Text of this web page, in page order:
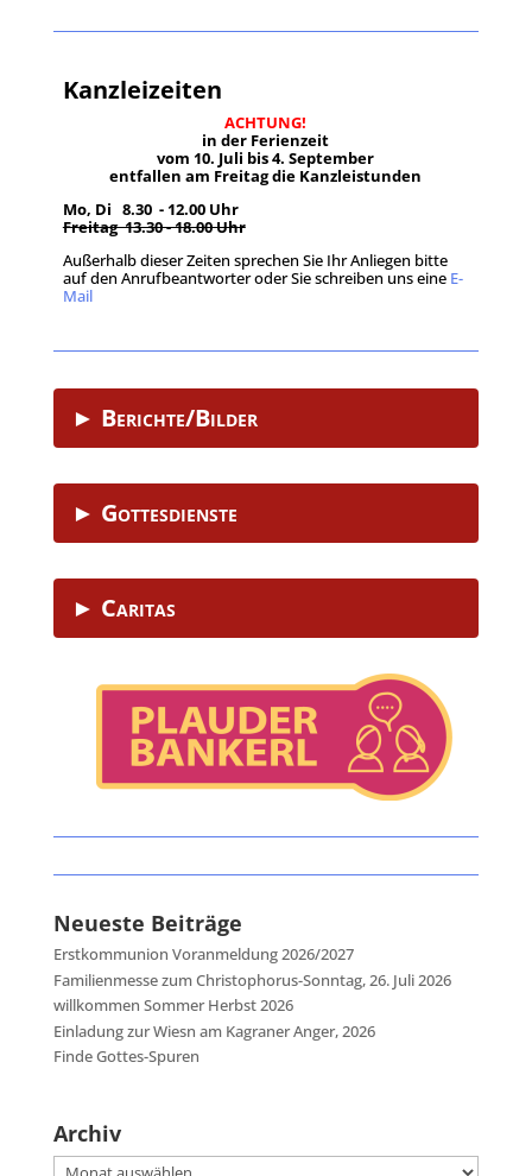
Kanzleizeiten
ACHTUNG!
in der Ferienzeit
vom 10. Juli bis 4. September
entfallen am Freitag die Kanzleistunden
Mo, Di 8.30 - 12.00 Uhr
Freitag 13.30 - 18.00 Uhr
Außerhalb dieser Zeiten sprechen Sie Ihr Anliegen bitte
auf den Anrufbeantworter oder Sie schreiben uns eine E-
Mail.
► Berichte/Bilder
► Gottesdienste
► Caritas
Neueste Beiträge
Erstkommunion Voranmeldung 2026/2027
Familienmesse zum Christophorus-Sonntag, 26. Juli 2026
willkommen Sommer Herbst 2026
Einladung zur Wiesn am Kagraner Anger, 2026
Finde Gottes-Spuren
Archiv
Archiv